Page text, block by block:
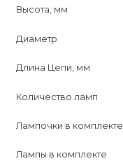
Высота, мм
Диаметр
Длина Цепи, мм
Количество ламп
Лампочки в комплекте
Лампы в комплекте